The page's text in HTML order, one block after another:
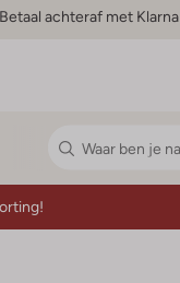
Betaal achteraf met Klarna